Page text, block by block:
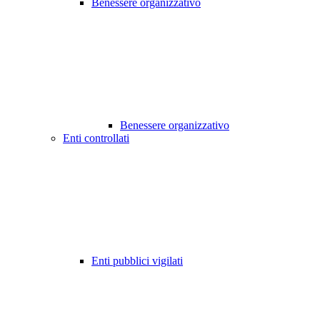
Benessere organizzativo
Benessere organizzativo
Enti controllati
Enti pubblici vigilati